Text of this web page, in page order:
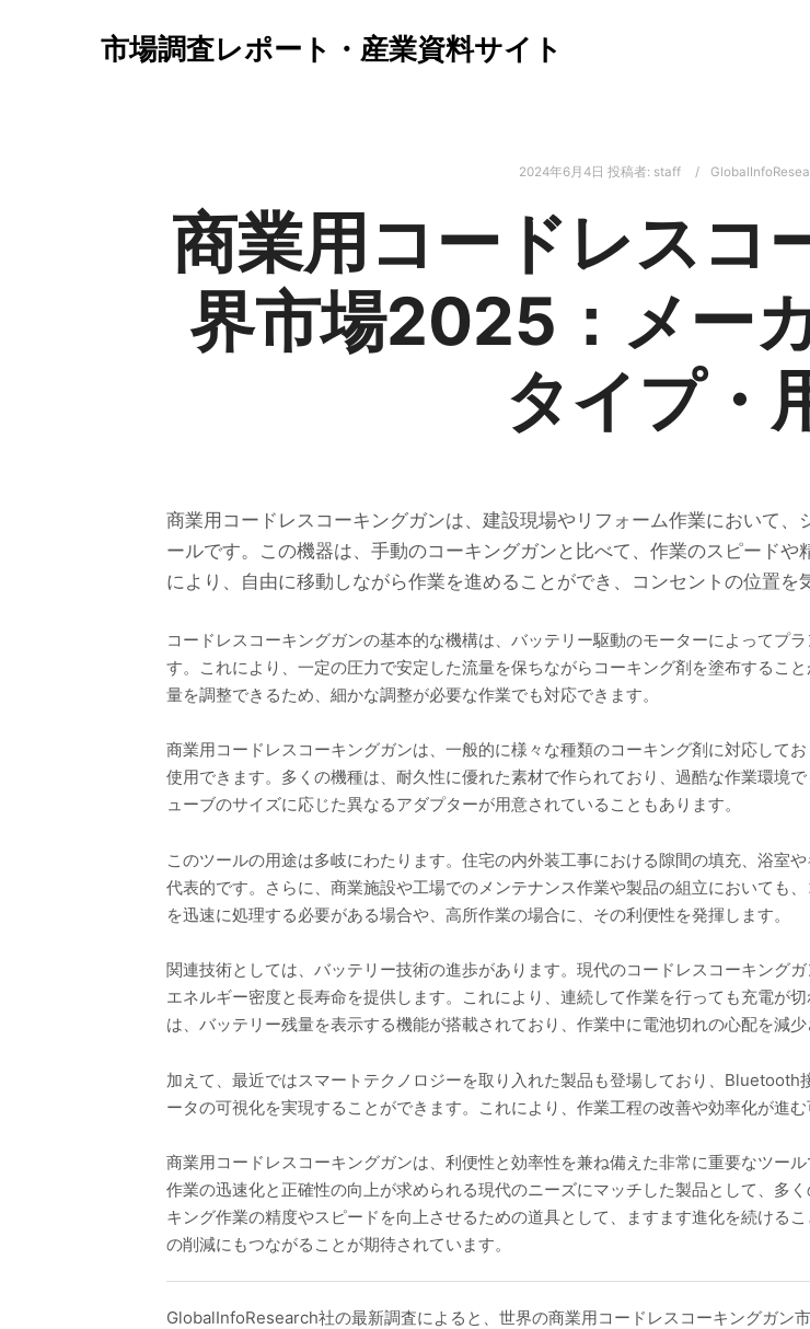
市場調査レポート・産業資料サイト
2024年6月4日 投稿者: staff
商業用コードレスコ
界市場2025：メー
タイプ・
商業用コードレスコーキングガンは、建設現場やリフォーム作業において
ールです。この機器は、手動のコーキングガンと比べて、作業のスピード
により、自由に移動しながら作業を進めることができ、コンセントの位置を
コードレスコーキングガンの基本的な機構は、バッテリー駆動のモーターによってプ
す。これにより、一定の圧力で安定した流量を保ちながらコーキング剤を塗布するこ
量を調整できるため、細かな調整が必要な作業でも対応できます。
商業用コードレスコーキングガンは、一般的に様々な種類のコーキング剤に対応して
使用できます。多くの機種は、耐久性に優れた素材で作られており、過酷な作業環境
ューブのサイズに応じた異なるアダプターが用意されていることもあります。
このツールの用途は多岐にわたります。住宅の内外装工事における隙間の填充、浴室
代表的です。さらに、商業施設や工場でのメンテナンス作業や製品の組立においても
を迅速に処理する必要がある場合や、高所作業の場合に、その利便性を発揮します。
関連技術としては、バッテリー技術の進歩があります。現代のコードレスコーキング
エネルギー密度と長寿命を提供します。これにより、連続して作業を行っても充電が
は、バッテリー残量を表示する機能が搭載されており、作業中に電池切れの心配を減少
加えて、最近ではスマートテクノロジーを取り入れた製品も登場しており、
ータの可視化を実現することができます。これにより、作業工程の改善や効率化が進む
商業用コードレスコーキングガンは、利便性と効率性を兼ね備えた非常に重要なツー
作業の迅速化と正確性の向上が求められる現代のニーズにマッチした製品として、多
キング作業の精度やスピードを向上させるための道具として、ますます進化を続ける
の削減にもつながることが期待されています。
GlobalInfoResearch社の最新調査によると、世界の商業用コードレスコーキングガ